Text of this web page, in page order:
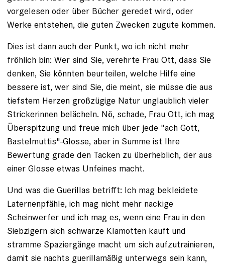
vorgelesen oder über Bücher geredet wird, oder
Werke entstehen, die guten Zwecken zugute kommen.
Dies ist dann auch der Punkt, wo ich nicht mehr
fröhlich bin: Wer sind Sie, verehrte Frau Ott, dass Sie
denken, Sie könnten beurteilen, welche Hilfe eine
bessere ist, wer sind Sie, die meint, sie müsse die aus
tiefstem Herzen großzügige Natur unglaublich vieler
Strickerinnen belächeln. Nö, schade, Frau Ott, ich mag
Überspitzung und freue mich über jede "ach Gott,
Bastelmuttis"-Glosse, aber in Summe ist Ihre
Bewertung grade den Tacken zu überheblich, der aus
einer Glosse etwas Unfeines macht.
Und was die Guerillas betrifft: Ich mag bekleidete
Laternenpfähle, ich mag nicht mehr nackige
Scheinwerfer und ich mag es, wenn eine Frau in den
Siebzigern sich schwarze Klamotten kauft und
stramme Spaziergänge macht um sich aufzutrainieren,
damit sie nachts guerillamäßig unterwegs sein kann,